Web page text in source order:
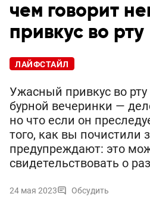
чем говорит
привкус во рту
ЛАЙФСТАЙЛ
Ужасный привкус во рту
бурной вечеринки —
но что если он
того, как вы почистили
предупреждают: это
свидетельствовать о
24 мая 2023 Обсудить